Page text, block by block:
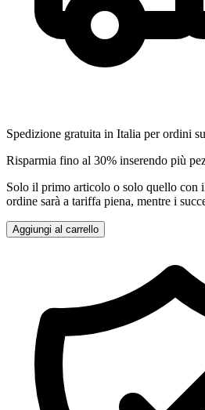
Spedizione gratuita in Italia per ordini
Risparmia fino al 30% inserendo più
Solo il primo articolo o solo quello con
ordine sarà a tariffa piena, mentre i
Aggiungi al carrello